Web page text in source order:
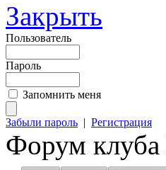
Закрыть
Пользователь
Пароль
Запомнить меня
Забыли пароль | Регистрация
Форум клуба